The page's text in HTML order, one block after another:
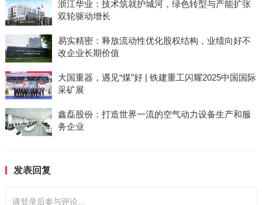
浙江华业：技术筑就护城河，绿色转型与产能扩张
双轮驱动增长
易实精密：释放流动性优化股权结构，业绩向好不
改企业长期价值
大国重器，遇见“煤”好 | 铁建重工闪耀2025中国国际
采矿展
鑫磊股份：打造世界一流的空气动力设备生产和服
务企业
发表回复
请登录后参与评论...